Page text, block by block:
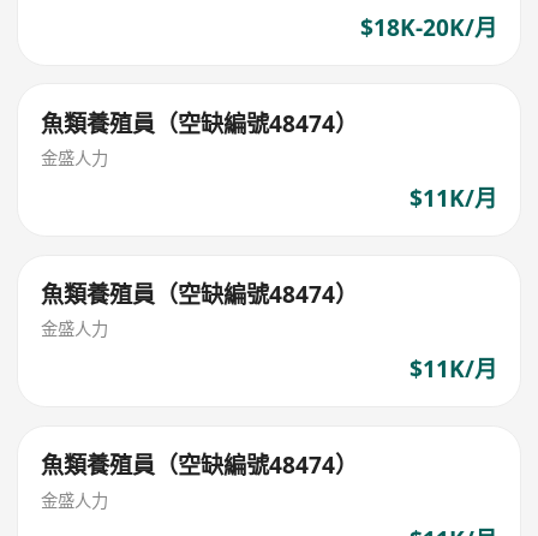
$18K-20K/月
魚類養殖員（空缺編號48474）
金盛人力
$11K/月
魚類養殖員（空缺編號48474）
金盛人力
$11K/月
魚類養殖員（空缺編號48474）
金盛人力